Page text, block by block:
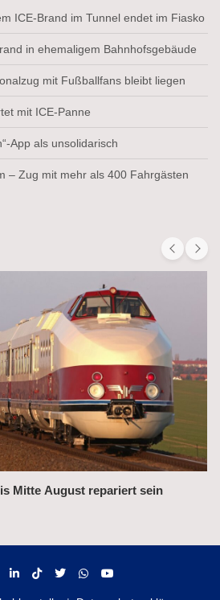
ICE-Brand im Tunnel endet im Fiasko
in ehemaligem Bahnhofsgebäude
mit Fußballfans bleibt liegen
mit ICE-Panne
App als unsolidarisch
– Zug mit mehr als 400 Fahrgästen
wollen wegen Trassenpreisen